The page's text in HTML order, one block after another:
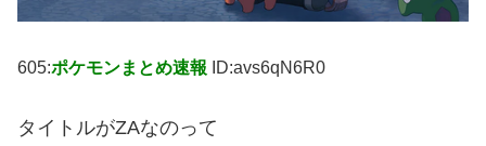
605:ポケモンまとめ速報 ID:avs6qN6R0
タイトルがZAなのって